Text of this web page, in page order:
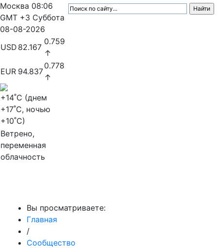
Москва 08:06
GMT +3 Суббота
08-08-2026
USD 82.167
0.759
↑
EUR 94.837
0.778
↑
+14˚C (днем
+17˚C, ночью
+10˚C)
Ветрено,
переменная
облачность
Вы просматриваете:
Главная
/
Сообщество